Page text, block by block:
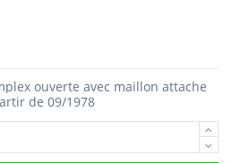
ouverte avec maillon attache
de 09/1978